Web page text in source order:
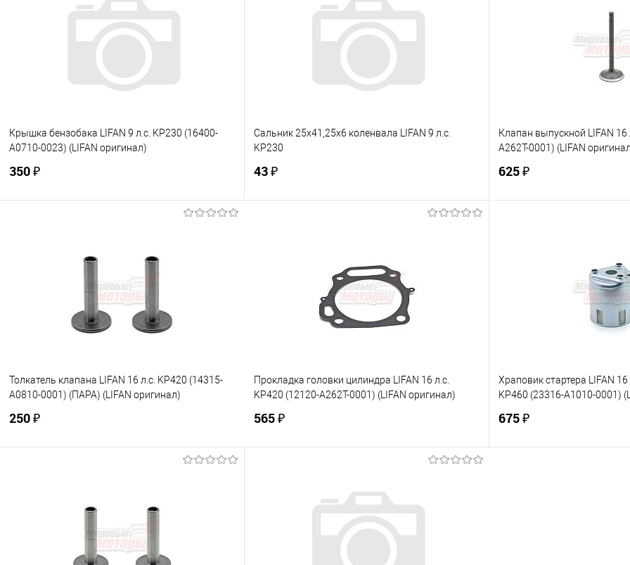
Крышка бензобака LIFAN 9 л.с. KP230 (16400-
A0710-0023) (LIFAN оригинал)
350 ₽
Купить в 1 клик
К сравнению
Сальник 25х41,25х6 коленвала LIFAN 9 л.с.
KP230
43 ₽
В наличии
Клапан выпускной LIFAN 16
A262T-0001) (LIFAN
625 ₽
Толкатель клапана LIFAN 16 л.с. KP420 (14315-
A0810-0001) (ПАРА) (LIFAN оригинал)
250 ₽
Купить в 1 клик
К сравнению
В наличии
Прокладка головки цилиндра LIFAN 16 л.с.
KP420 (12120-A262T-0001) (LIFAN оригинал)
565 ₽
Купить в 1 клик
К сравнению
В наличии
Храповик стартера LIFAN 16
KP460 (23316-A1010-0001)
675 ₽